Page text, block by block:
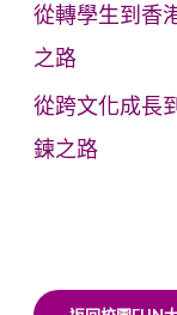
從轉學生到香
之路
從跨文化成長
鍊之路